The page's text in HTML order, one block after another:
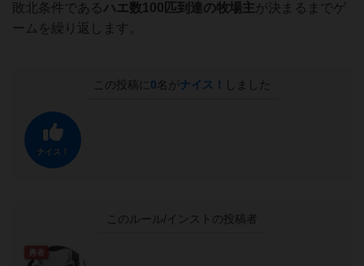
敗北条件であるハエ数100匹到達の牧場主が決まるまでゲ
ームを繰り返します。
この投稿に 0名がナイス！ しました
ナイス！
このルール/インストの投稿者
勇者